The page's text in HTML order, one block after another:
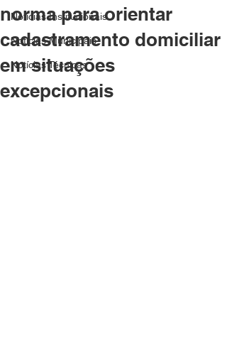
Notícias Institucionais
Notícias Municipais
Notícias Técnicas
norma para orientar
cadastramento domiciliar
em situações
excepcionais